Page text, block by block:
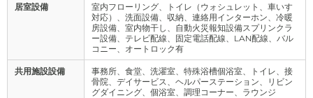
居室設備
室内フローリング、トイレ（ウォシュレット、車いす
対応）、洗面設備、収納、連絡用インターホン、冷暖
房設備、室内物干し、自動火災報知設備スプリンクラ
ー設備、テレビ配線、固定電話配線、LAN配線、バル
コニー、オートロック有
共用施設設備
事務所、食堂、洗濯室、特殊浴槽個浴室、トイレ、接
骨院、デイサービス、ヘルパーステーション、リビン
グダイニング、個浴室、調理コーナー、ラウンジ